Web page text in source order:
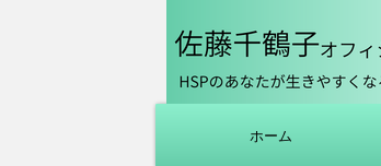
ホーム